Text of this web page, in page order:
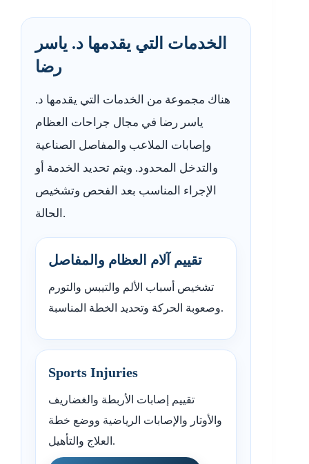
الخدمات التي يقدمها د. ياسر
رضا
هناك مجموعة من الخدمات التي يقدمها د.
ياسر رضا في مجال جراحات العظام
وإصابات الملاعب والمفاصل الصناعية
والتدخل المحدود. ويتم تحديد الخدمة أو
الإجراء المناسب بعد الفحص وتشخيص
الحالة.
تقييم آلام العظام والمفاصل
تشخيص أسباب الألم والتيبس والتورم
وصعوبة الحركة وتحديد الخطة المناسبة.
Sports Injuries
تقييم إصابات الأربطة والغضاريف
والأوتار والإصابات الرياضية ووضع خطة
العلاج والتأهيل.